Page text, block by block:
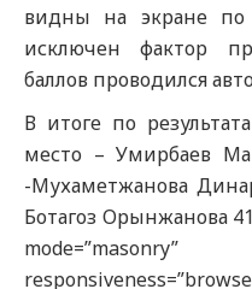
видны на экране по
исключен фактор
баллов проводился
В итоге по
место – Умирбаев
-Мухаметжанова
Ботагоз Орынжанова
mode=”masonry”